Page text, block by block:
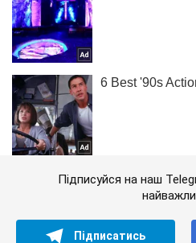
Підписуйся на наш
Підписатись